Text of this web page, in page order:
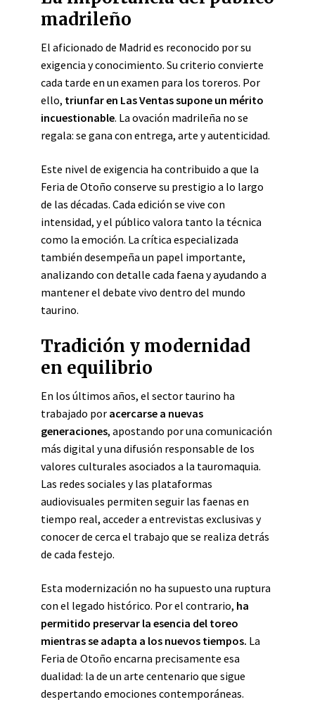
madrileño
El aficionado de Madrid es reconocido por su
exigencia y conocimiento. Su criterio convierte
cada tarde en un examen para los toreros. Por
ello, triunfar en Las Ventas supone un mérito
incuestionable. La ovación madrileña no se
regala: se gana con entrega, arte y autenticidad.
Este nivel de exigencia ha contribuido a que la
Feria de Otoño conserve su prestigio a lo largo
de las décadas. Cada edición se vive con
intensidad, y el público valora tanto la técnica
como la emoción. La crítica especializada
también desempeña un papel importante,
analizando con detalle cada faena y ayudando a
mantener el debate vivo dentro del mundo
taurino.
Tradición y modernidad
en equilibrio
En los últimos años, el sector taurino ha
trabajado por acercarse a nuevas
generaciones, apostando por una comunicación
más digital y una difusión responsable de los
valores culturales asociados a la tauromaquia.
Las redes sociales y las plataformas
audiovisuales permiten seguir las faenas en
tiempo real, acceder a entrevistas exclusivas y
conocer de cerca el trabajo que se realiza detrás
de cada festejo.
Esta modernización no ha supuesto una ruptura
con el legado histórico. Por el contrario, ha
permitido preservar la esencia del toreo
mientras se adapta a los nuevos tiempos. La
Feria de Otoño encarna precisamente esa
dualidad: la de un arte centenario que sigue
despertando emociones contemporáneas.